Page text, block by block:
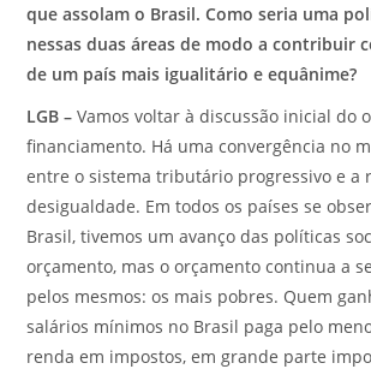
que assolam o Brasil. Como seria uma
nessas duas áreas de modo a contribuir
de um país mais igualitário e equânime?
LGB – Vamos voltar à discussão inicial do
financiamento. Há uma convergência no
entre o sistema tributário progressivo e a
desigualdade. Em todos os países se
Brasil, tivemos um avanço das políticas
orçamento, mas o orçamento continua a
pelos mesmos: os mais pobres. Quem
salários mínimos no Brasil paga pelo
renda em impostos, em grande parte